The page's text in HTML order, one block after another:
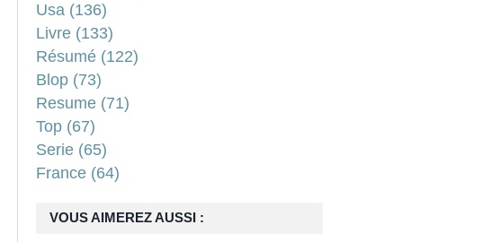
VOUS AIMEREZ AUSSI :
Usa (136)
Livre (133)
Résumé (122)
Blop (73)
Resume (71)
Top (67)
Serie (65)
France (64)